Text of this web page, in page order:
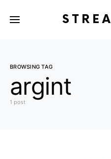
BROWSING TAG
argint
1 post